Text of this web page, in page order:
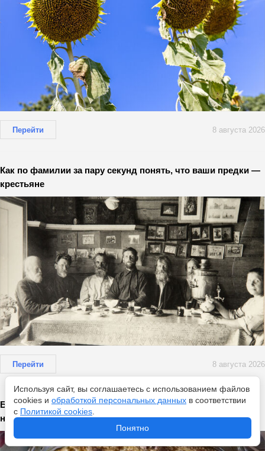
Перейти 8 августа 2026
Как по фамилии за пару секунд понять, что ваши предки —
крестьяне
Перейти 8 августа 2026
Беру 3 яблока: потрясающий пирог на всю неделю готов –
на аромат сбегутся соседи
Используя сайт, вы соглашаетесь с использованием файлов
cookies и обработкой персональных данных в соответствии
с Политикой cookies
Понятно